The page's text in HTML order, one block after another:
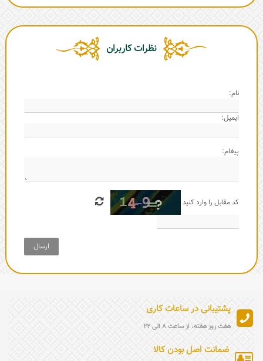
نظرات کاربران
نام:
ایمیل:
پیغام:
کد مقابل را وارد کنید
ارسال
پشتیبانی در ساعات کاری
هفت روز هفته، از ساعت 8 الی 22
ضمانت اصل بودن کالا